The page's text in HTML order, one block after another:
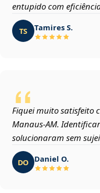
entupido com
TS Tamires S.
Fiquei muito satisfeito
Manaus‑AM.
solucionaram sem
DO Daniel O.